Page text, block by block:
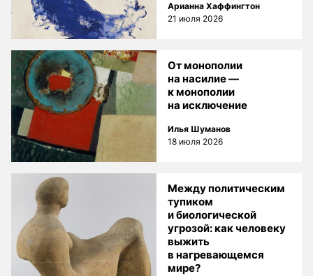
Арианна Хаффингтон
21 июля 2026
От монополии
на насилие —
к монополии
на исключение
Илья Шуманов
18 июля 2026
Между политическим
тупиком
и биологической
угрозой: как человеку
выжить
в нагревающемся
мире?